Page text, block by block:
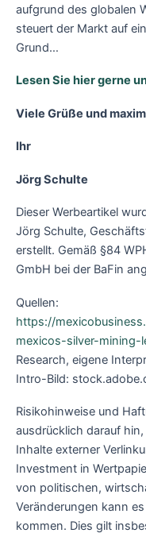
aufgrund des globalen
steuert der Markt auf
Grund…
Lesen Sie hier gerne
Viele Grüße und
Ihr
Jörg Schulte
Dieser Werbeartikel
Jörg Schulte,
erstellt. Gemäß §84
GmbH bei der BaFin
Quellen:
https://
mexicos-silver-mining-
Research, eigene
Intro-Bild:
Risikohinweise und
ausdrücklich darauf
Inhalte externer
Investment in
von politischen,
Veränderungen kann
kommen. Dies gilt